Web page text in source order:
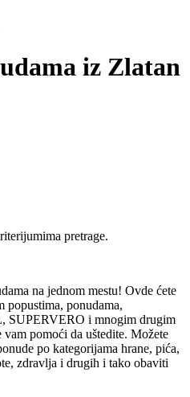
iz Zlatan
pretrage.
na jednom mestu! Ovde ćete
popustima, ponudama,
SUPERVERO i mnogim drugim
pomoći da uštedite. Možete
po kategorijama hrane, pića,
zdravlja i drugih i tako obaviti